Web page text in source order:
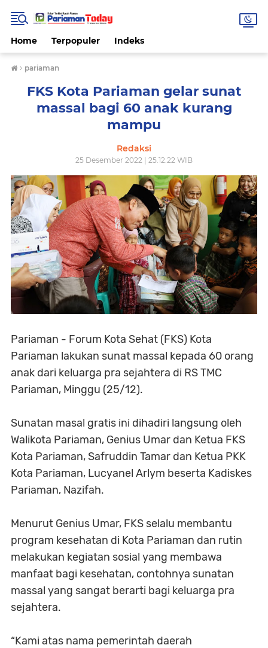
Home Terpopuler Indeks
› pariaman
FKS Kota Pariaman gelar sunat
massal bagi 60 anak kurang
mampu
Redaksi
25 Desember 2022 | 25.12.22 WIB
Pariaman - Forum Kota Sehat (FKS) Kota
Pariaman lakukan sunat massal kepada 60 orang
anak dari keluarga pra sejahtera di RS TMC
Pariaman, Minggu (25/12).
Sunatan masal gratis ini dihadiri langsung oleh
Walikota Pariaman, Genius Umar dan Ketua FKS
Kota Pariaman, Safruddin Tamar dan Ketua PKK
Kota Pariaman, Lucyanel Arlym beserta Kadiskes
Pariaman, Nazifah.
Menurut Genius Umar, FKS selalu membantu
program kesehatan di Kota Pariaman dan rutin
melakukan kegiatan sosial yang membawa
manfaat bagi kesehatan, contohnya sunatan
massal yang sangat berarti bagi keluarga pra
sejahtera.
“Kami atas nama pemerintah daerah